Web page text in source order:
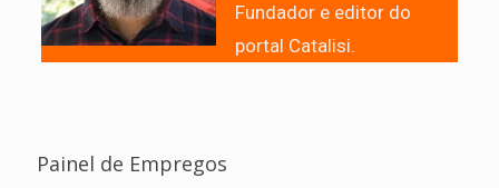
Fundador e editor do
portal Catalisi.
Painel de Empregos